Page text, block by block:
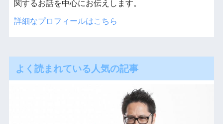
関するお話を中心にお伝えします。
詳細なプロフィールはこちら
よく読まれている人気の記事